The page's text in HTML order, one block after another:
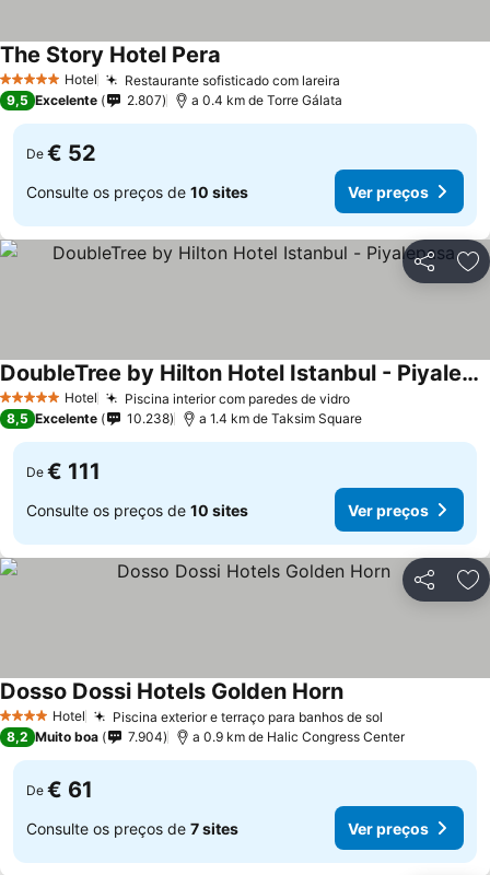
5 Estrelas Hotel Restaurante sofisticado com lareira
The Story Hotel Pera
9,5 Excelente 2.807 a 0.4 km de Torre Gálata
De € 52
Consulte os preços de 10 sites Ver preços
Partilhar
5 Estrelas Hotel Piscina interior com paredes de vidroVer preços
DoubleTree by Hilton Hotel Istanbul - Piyalepasa
Ver preços
8,5 Excelente 10.238 a 1.4 km de Taksim Square
De € 111
Consulte os preços de 10 sites Ver preços
Partilhar
4 EstrelasHotel Piscina exterior e terraço para banhos de sol
Dosso Dossi Hotels Golden HornVer preços
8,2 Muito boa 7.904 a 0.9 km de Halic Congress Center
De € 61
Consulte os preços de 7 sites Ver preços